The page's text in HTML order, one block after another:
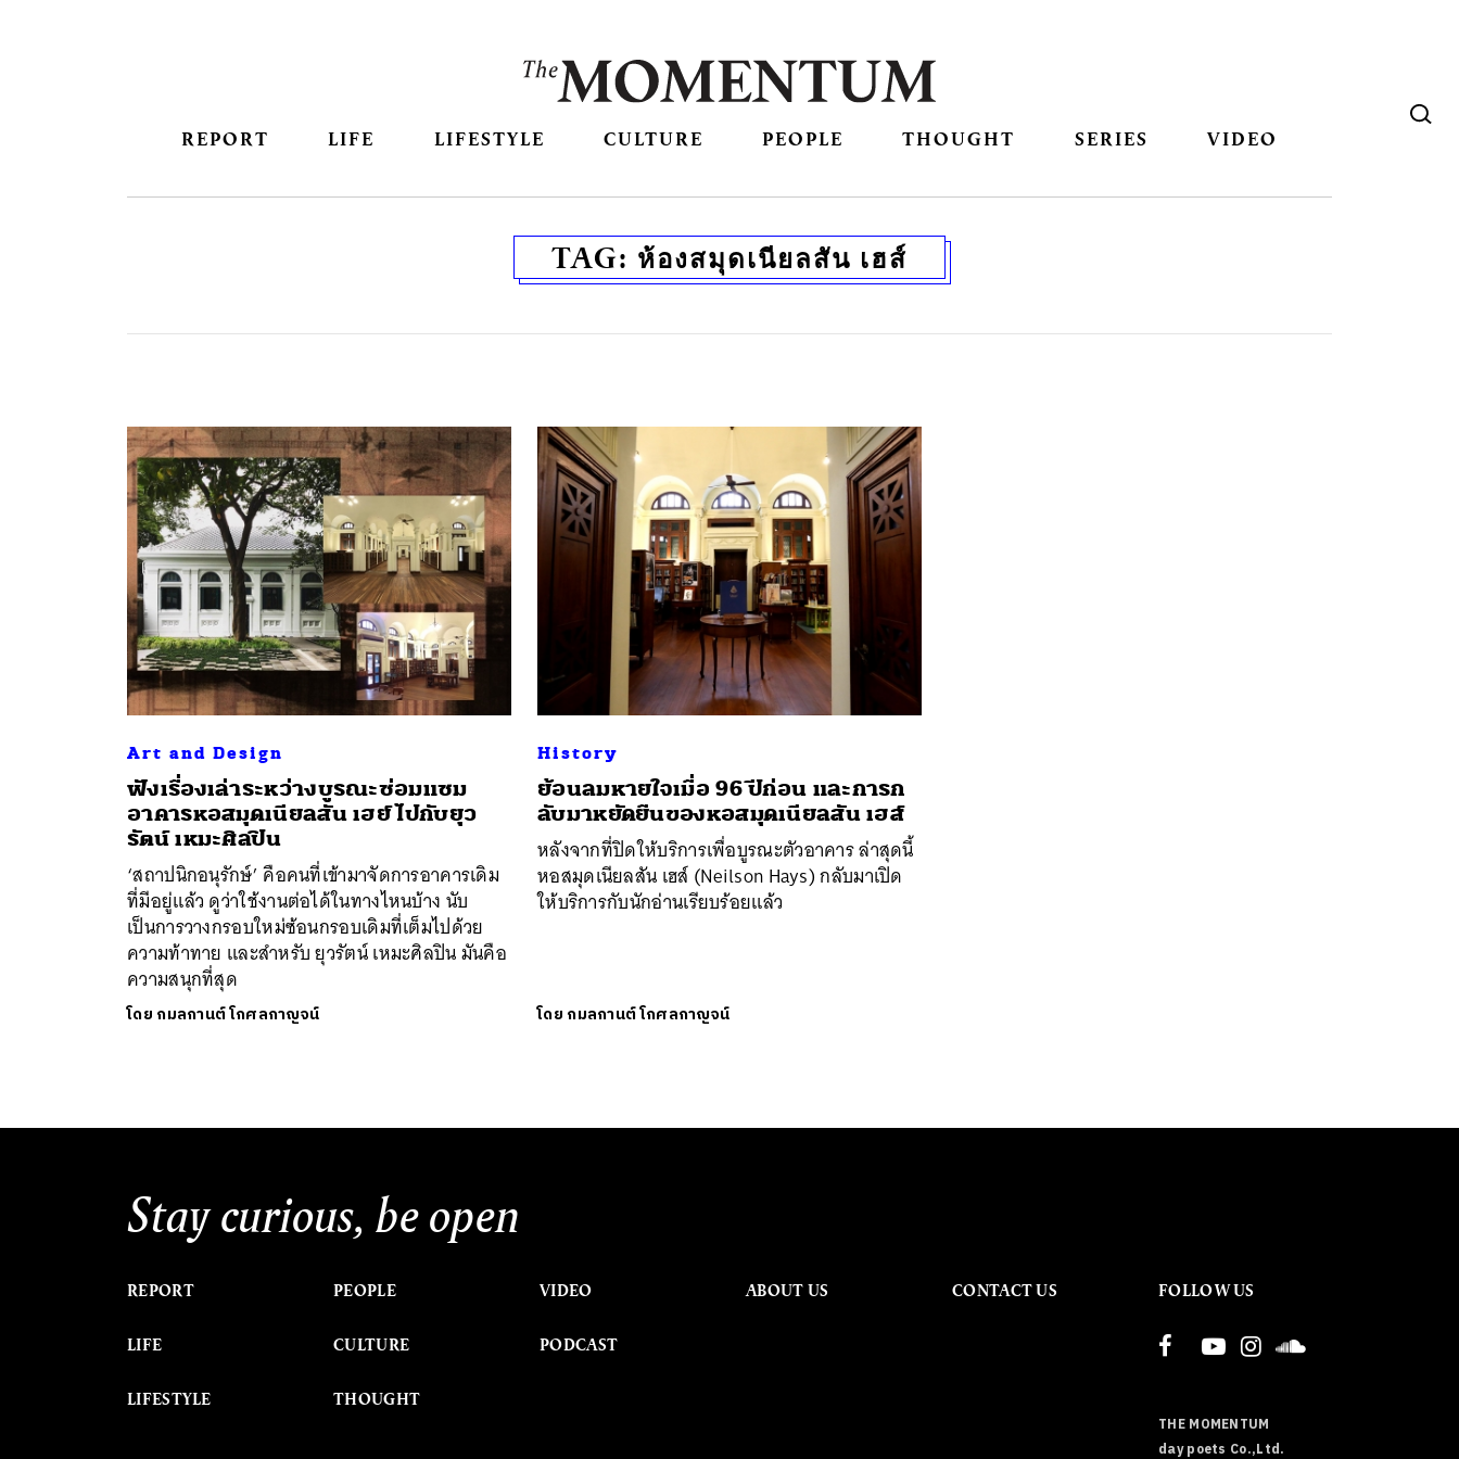
REPORT LIFE LIFESTYLE CULTURE PEOPLE THOUGHT SERIES VIDEO
TAG: ห้องสมุดเนียลสัน เฮส์
Art and Design
ฟังเรื่องเล่าระหว่างบูรณะซ่อมแซม
อาคารหอสมุดเนียลสัน เฮย์ ไปกับยุว
รัตน์ เหมะศิลปิน
‘สถาปนิกอนุรักษ์’ คือคนที่เข้ามาจัดการอาคารเดิม
ที่มีอยู่แล้ว ดูว่าใช้งานต่อได้ในทางไหนบ้าง นับ
เป็นการวางกรอบใหม่ซ้อนกรอบเดิมที่เต็มไปด้วย
ความท้าทาย และสำหรับ ยุวรัตน์ เหมะศิลปิน มันคือ
ความสนุกที่สุด
โดย กมลกานต์ โกศลกาญจน์
History
ย้อนลมหายใจเมื่อ 96 ปีก่อน และการก
ลับมาหยัดยืนของหอสมุดเนียลสัน เฮส์
หลังจากที่ปิดให้บริการเพื่อบูรณะตัวอาคาร ล่าสุดนี้
หอสมุดเนียลสัน เฮส์ (Neilson Hays) กลับมาเปิด
ให้บริการกับนักอ่านเรียบร้อยแล้ว
โดย กมลกานต์ โกศลกาญจน์
Stay curious, be open
REPORT
LIFE
LIFESTYLE
PEOPLE
CULTURE
THOUGHT
VIDEO
PODCAST
ABOUT US CONTACT US FOLLOW US
THE MOMENTUM
day poets Co.,Ltd.
ค้นหา
SHARE TWEET LINE EMAIL